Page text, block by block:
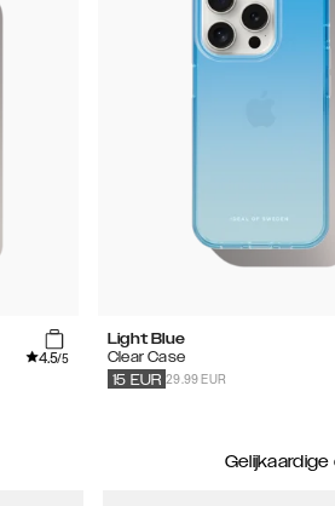
4.5/5
Light Blue
Clear Case
29.99 EUR
15 EUR